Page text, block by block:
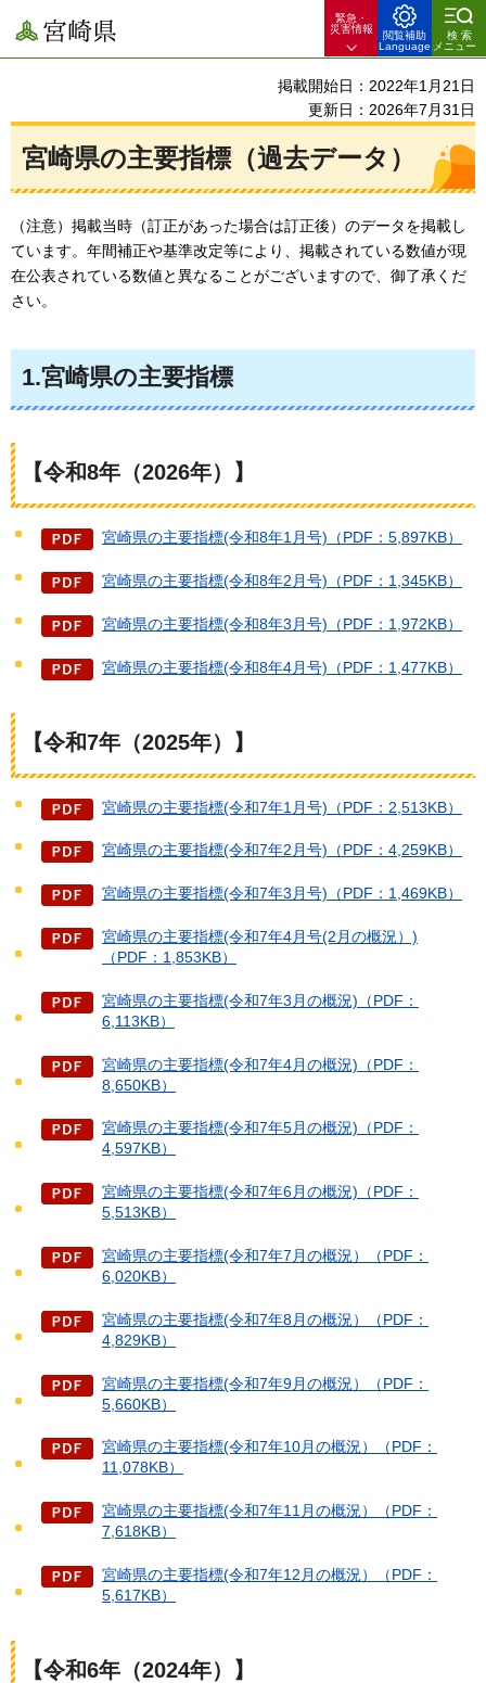
宮崎県
緊急・
災害情報
閲覧補助
Language
検索
メニュー
掲載開始日：2022年1月21日
更新日：2026年7月31日
宮崎県の主要指標（過去データ）
（注意）掲載当時（訂正があった場合は訂正後）のデータを掲載し
ています。年間補正や基準改定等により、掲載されている数値が現
在公表されている数値と異なることがございますので、御了承くだ
さい。
1.宮崎県の主要指標
【令和8年（2026年）】
宮崎県の主要指標(令和8年1月号)（PDF：5,897KB）
宮崎県の主要指標(令和8年2月号)（PDF：1,345KB）
宮崎県の主要指標(令和8年3月号)（PDF：1,972KB）
宮崎県の主要指標(令和8年4月号)（PDF：1,477KB）
【令和7年（2025年）】
宮崎県の主要指標(令和7年1月号)（PDF：2,513KB）
宮崎県の主要指標(令和7年2月号)（PDF：4,259KB）
宮崎県の主要指標(令和7年3月号)（PDF：1,469KB）
宮崎県の主要指標(令和7年4月号(2月の概況）)
（PDF：1,853KB）
宮崎県の主要指標(令和7年3月の概況)（PDF：
6,113KB）
宮崎県の主要指標(令和7年4月の概況)（PDF：
8,650KB）
宮崎県の主要指標(令和7年5月の概況)（PDF：
4,597KB）
宮崎県の主要指標(令和7年6月の概況)（PDF：
5,513KB）
宮崎県の主要指標(令和7年7月の概況）（PDF：
6,020KB）
宮崎県の主要指標(令和7年8月の概況）（PDF：
4,829KB）
宮崎県の主要指標(令和7年9月の概況）（PDF：
5,660KB）
宮崎県の主要指標(令和7年10月の概況）（PDF：
11,078KB）
宮崎県の主要指標(令和7年11月の概況）（PDF：
7,618KB）
宮崎県の主要指標(令和7年12月の概況）（PDF：
5,617KB）
【令和6年（2024年）】